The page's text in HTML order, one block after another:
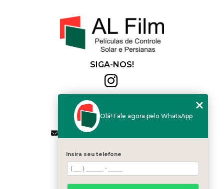
SIGA-NOS!
(11) 2564-4684
(11) 94168-2041
contato.vendas@alfilm.com.br
MENU
HOME
QUEM SOMOS
SERVIÇOS
Olá! Fale agora pelo WhatsApp
Insira seu telefone